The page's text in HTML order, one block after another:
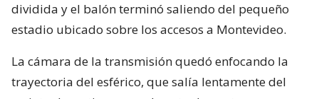
dividida y el balón terminó saliendo del pequeño
estadio ubicado sobre los accesos a Montevideo.
La cámara de la transmisión quedó enfocando la
trayectoria del esférico, que salía lentamente del